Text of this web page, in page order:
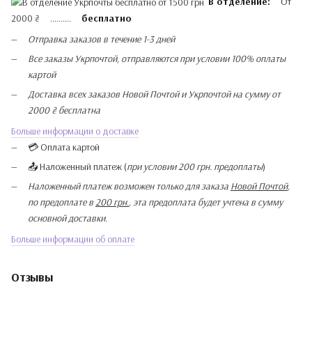
2000 ₴ .......... бесплатно
Отправка заказов в течение 1-3 дней
Все заказы Укрпочтой, отправляются при условии 100% оплаты
картой
Доставка всех заказов Новой Почтой и Укрпочтой на сумму от
2000 ₴ бесплатна
Больше информации о доставке
💳 Оплата картой
📤 Наложенный платеж (при условии 200 грн. предоплаты)
Наложенный платеж возможен только для заказа Новой Почтой,
по предоплате в200 грн., эта предоплата будет учтена в сумму
основной доставки.
Больше информации об оплате
Отзывы